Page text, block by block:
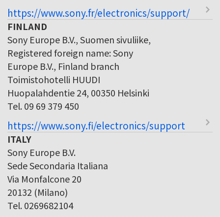
https://www.sony.fr/electronics/support/
FINLAND
Sony Europe B.V., Suomen sivuliike,
Registered foreign name: Sony
Europe B.V., Finland branch
Toimistohotelli HUUDI
Huopalahdentie 24, 00350 Helsinki
Tel. 09 69 379 450
https://www.sony.fi/electronics/support
ITALY
Sony Europe B.V.
Sede Secondaria Italiana
Via Monfalcone 20
20132 (Milano)
Tel. 0269682104